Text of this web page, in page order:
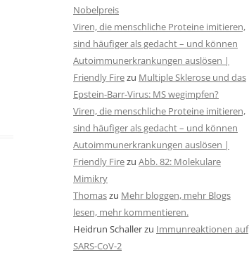
Nobelpreis
Viren, die menschliche Proteine imitieren,
sind häufiger als gedacht – und können
Autoimmunerkrankungen auslösen |
Friendly Firezu Multiple Sklerose und das
Epstein-Barr-Virus: MS wegimpfen?
Viren, die menschliche Proteine imitieren,
sind häufiger als gedacht – und können
Autoimmunerkrankungen auslösen |
Friendly Firezu Abb. 82: Molekulare
Mimikry
Thomaszu Mehr bloggen, mehr Blogs
lesen, mehr kommentieren.
Heidrun Schallerzu Immunreaktionen auf
SARS-CoV-2